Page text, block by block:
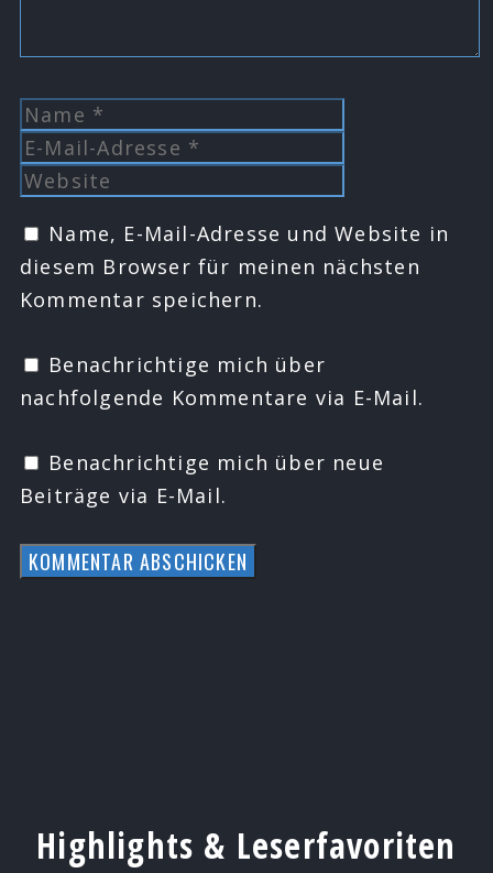
Name
Name, E-Mail-Adresse und Website in
diesem Browser für meinen nächsten
Kommentar speichern.
Benachrichtige mich über
nachfolgende Kommentare via E-Mail.
Benachrichtige mich über neue
Beiträge via E-Mail.
Highlights & Leserfavoriten